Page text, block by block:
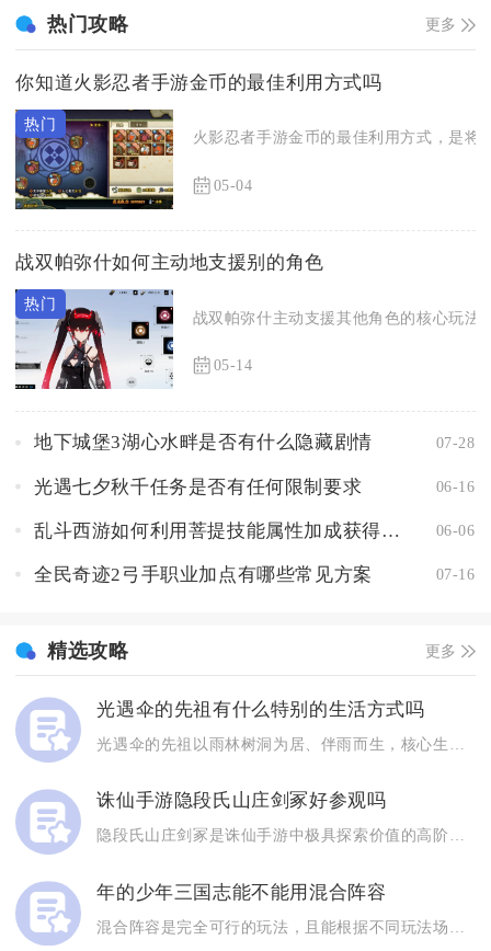
热门攻略 更多
你知道火影忍者手游金币的最佳利用方式吗
火影忍者手游金币的最佳利用方式，是将
05-04
战双帕弥什如何主动地支援别的角色
战双帕弥什主动支援其他角色的核心玩法
05-14
地下城堡3湖心水畔是否有什么隐藏剧情 07-28
光遇七夕秋千任务是否有任何限制要求 06-16
乱斗西游如何利用菩提技能属性加成获得优势 06-06
全民奇迹2弓手职业加点有哪些常见方案 07-16
精选攻略 更多
光遇伞的先祖有什么特别的生活方式吗
诛仙手游隐段氏山庄剑冢好参观吗
年的少年三国志能不能用混合阵容